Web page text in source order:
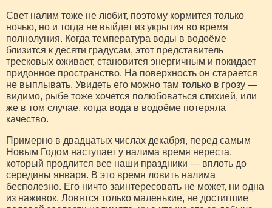
Свет налим тоже не любит, поэтому кормится только
ночью, но и тогда не выйдет из укрытия во время
полнолуния. Когда температура воды в водоёме
близится к десяти градусам, этот представитель
тресковых оживает, становится энергичным и покидает
придонное пространство. На поверхность он старается
не выплывать. Увидеть его можно там только в грозу —
видимо, рыбе тоже хочется полюбоваться стихией, или
же в том случае, когда вода в водоёме потеряла
качество.
Примерно в двадцатых числах декабря, перед самым
Новым Годом наступает у налима время нереста,
который продлится все наши праздники — вплоть до
середины января. В это время ловить налима
бесполезно. Его ничто заинтересовать не может, ни одна
из наживок. Ловятся только маленькие, не достигшие